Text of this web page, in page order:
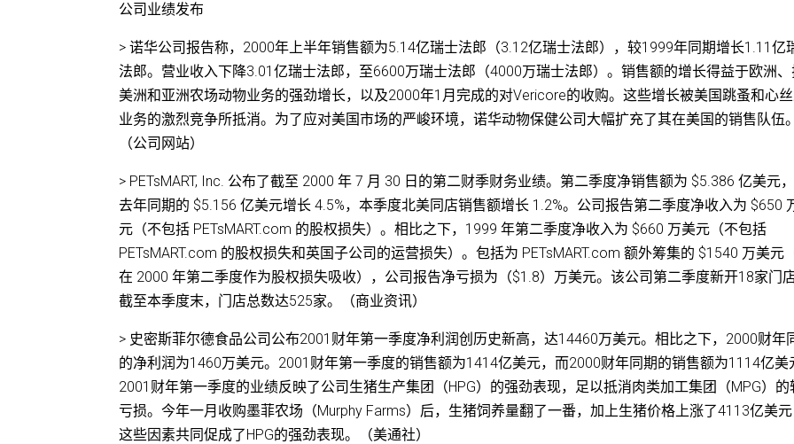
公司业绩发布
> 诺华公司报告称，2000年上半年销售额为5.14亿瑞士法郎（3.12亿瑞士法郎），较1999年同期增长1.11亿
法郎。营业收入下降3.01亿瑞士法郎，至6600万瑞士法郎（4000万瑞士法郎）。销售额的增长得益于欧洲、
美洲和亚洲农场动物业务的强劲增长，以及2000年1月完成的对Vericore的收购。这些增长被美国跳蚤和心
业务的激烈竞争所抵消。为了应对美国市场的严峻环境，诺华动物保健公司大幅扩充了其在美国的销售队伍。
（公司网站）
> PETsMART, Inc. 公布了截至 2000 年 7 月 30 日的第二财季财务业绩。第二季度净销售额为 $5.386 亿美元
去年同期的 $5.156 亿美元增长 4.5%，本季度北美同店销售额增长 1.2%。公司报告第二季度净收入为 $650
元（不包括 PETsMART.com 的股权损失）。相比之下，1999 年第二季度净收入为 $660 万美元（不包括
PETsMART.com 的股权损失和英国子公司的运营损失）。包括为 PETsMART.com 额外筹集的 $1540 万美元
在 2000 年第二季度作为股权损失吸收），公司报告净亏损为（$1.8）万美元。该公司第二季度新开18家门店
截至本季度末，门店总数达525家。（商业资讯）
> 史密斯菲尔德食品公司公布2001财年第一季度净利润创历史新高，达14460万美元。相比之下，2000财年
的净利润为1460万美元。2001财年第一季度的销售额为1414亿美元，而2000财年同期的销售额为1114亿美
2001财年第一季度的业绩反映了公司生猪生产集团（HPG）的强劲表现，足以抵消肉类加工集团（MPG）的
亏损。今年一月收购墨菲农场（Murphy Farms）后，生猪饲养量翻了一番，加上生猪价格上涨了4113亿美元
这些因素共同促成了HPG的强劲表现。（美通社）